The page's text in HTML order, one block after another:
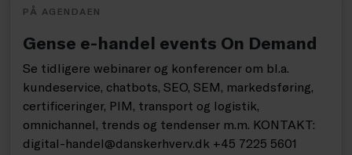
PÅ AGENDAEN
Gense e-handel events On Demand
Se tidligere webinarer og konferencer om bl.a.
kundeservice, chatbots, SEO, SEM, markedsføring,
certificeringer, PIM, transport og logistik,
omnichannel, trends og tendenser m.m. KONTAKT:
digital-handel@danskerhverv.dk +45 7225 5601